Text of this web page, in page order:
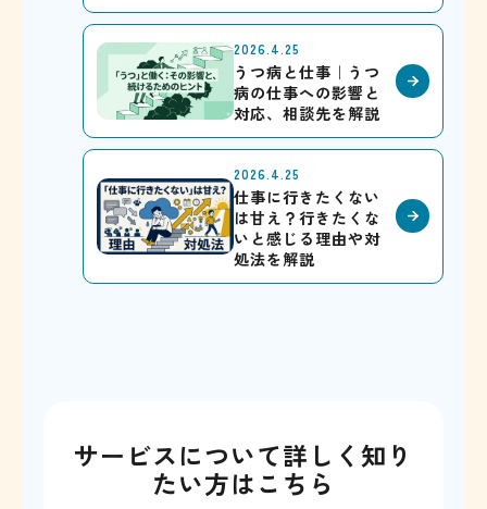
2026.4.25
うつ病と仕事｜うつ
病の仕事への影響と
対応、相談先を解説
2026.4.25
仕事に行きたくない
は甘え？行きたくな
いと感じる理由や対
処法を解説
サービスについて詳しく知り
たい方はこちら